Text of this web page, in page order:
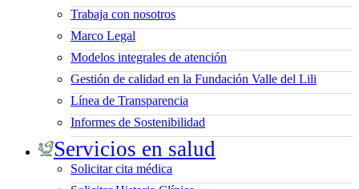
Trabaja con nosotros
Marco Legal
Modelos integrales de atención
Gestión de calidad en la Fundación Valle del Lili
Línea de Transparencia
Informes de Sostenibilidad
Servicios en salud
Solicitar cita médica